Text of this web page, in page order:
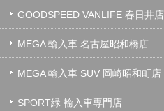
GOODSPEED VANLIFE 春日井店
MEGA 輸入車 名古屋昭和橋店
MEGA 輸入車 SUV 岡崎昭和町店
SPORT緑 輸入車専門店